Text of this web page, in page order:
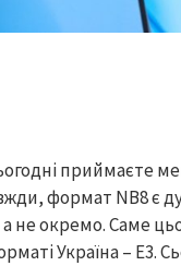
приймаєте
формат NB8 є
не окремо. Саме
Україна – E3.